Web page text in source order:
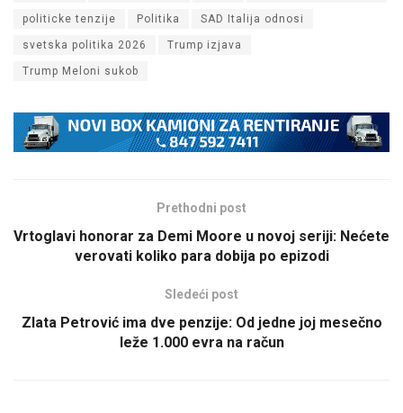
politicke tenzije Politika SAD Italija odnosi
svetska politika 2026 Trump izjava
Trump Meloni sukob
Prethodni post
Vrtoglavi honorar za Demi Moore u novoj seriji: Nećete
verovati koliko para dobija po epizodi
Sledeći post
Zlata Petrović ima dve penzije: Od jedne joj mesečno
leže 1.000 evra na račun